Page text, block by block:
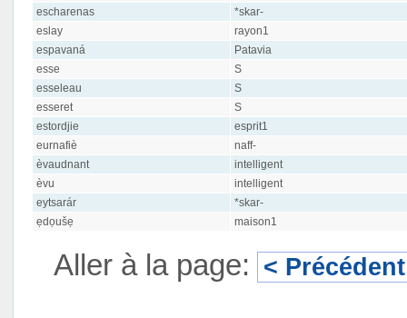
escharenas
*skar-
eslay
rayon1
espavaná
Patavia
esse
S
esseleau
S
esseret
S
estordjie
esprit1
eurnafiè
naff-
èvaudnant
intelligent
èvu
intelligent
eytsarár
*skar-
ẹdọušẹ
maison1
Aller à la page: < Précédent